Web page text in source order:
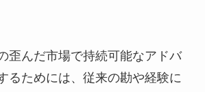
歪んだ市場で持続可能なアドバ
るためには、従来の勘や経験に